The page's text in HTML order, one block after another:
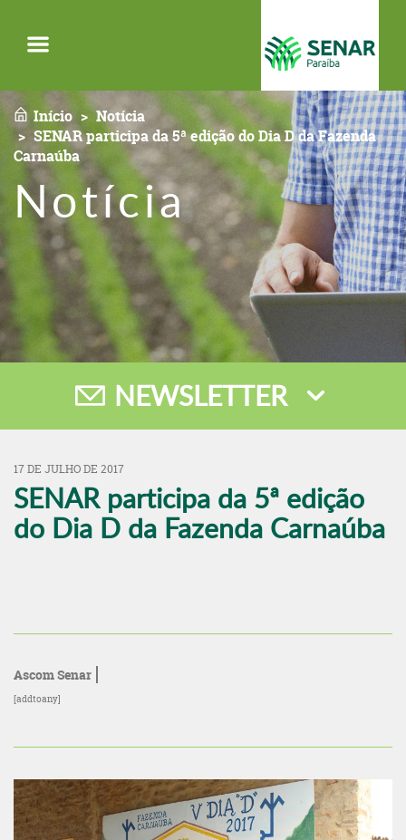
Início
Notícia
SENAR participa da 5ª edição do Dia D da Fazenda
Carnaúba
Notícia
NEWSLETTER
17 DE JULHO DE 2017
SENAR participa da 5ª edição
do Dia D da Fazenda Carnaúba
Ascom Senar
[addtoany]